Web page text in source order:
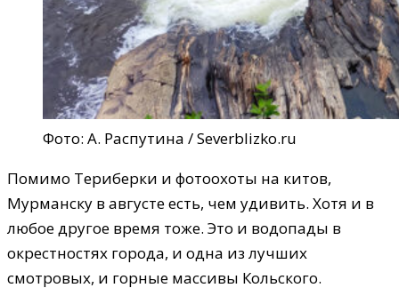
Фото: А. Распутина / Severblizko.ru
Помимо Териберки и фотоохоты на китов,
Мурманску в августе есть, чем удивить. Хотя и в
любое другое время тоже. Это и водопады в
окрестностях города, и одна из лучших
смотровых, и горные массивы Кольского.